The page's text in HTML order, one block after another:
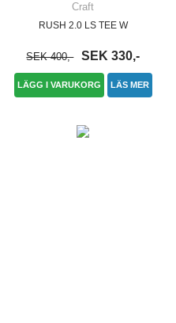
Craft
RUSH 2.0 LS TEE W
SEK 400,- SEK 330,-
LÄGG I VARUKORG LÄS MER